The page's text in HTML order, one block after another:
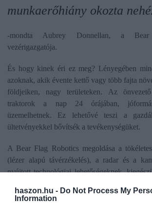
haszon.hu - Do Not Process My
Information
munkaerőhiány okozta
-mondta Aubrey Donnellan, a
vezérigazgatója.
És hogy kinek éri ez meg? Lényegében
azoknak, akik évente kettő vagy több fajta
földjeiken, nagy területeken. Az
traktorok a nap 24 órájában,
üzemelhetnek. Ez lehetővé teszi a
ültetvényekkel bővítsék a tevékenységüket.
A Bear Flag Robotics megoldása a
(lézer alapú távérzékelés), a radar és a
nyújtott technológiai lehetőségeknek,
távvezérlő funkcióval. A John Deere ezt a
összegyúrni a saját önvezető